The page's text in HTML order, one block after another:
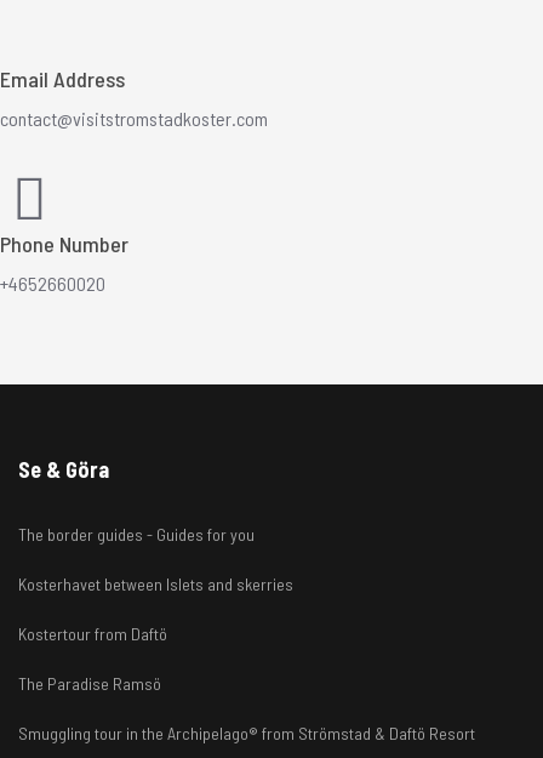
Email Address
contact@visitstromstadkoster.com
Phone Number
+4652660020
Se & Göra
The border guides - Guides for you
Kosterhavet between Islets and skerries
Kostertour from Daftö
The Paradise Ramsö
Smuggling tour in the Archipelago® from Strömstad & Daftö Resort